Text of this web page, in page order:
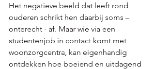
Het negatieve beeld dat leeft rond
ouderen schrikt hen daarbij soms –
onterecht - af. Maar wie via een
studentenjob in contact komt met
woonzorgcentra, kan eigenhandig
ontdekken hoe boeiend en uitdagend